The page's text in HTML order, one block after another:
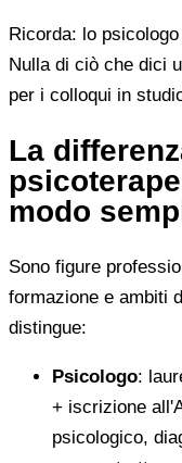
Ricorda: lo
Nulla di ciò che dici
per i colloqui in
La
modo
Sono figure
formazione e ambiti
distingue:
Psicologo:
+ iscrizione
psicologico,